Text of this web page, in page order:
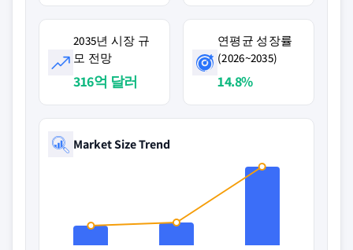
2035년 시장 규
모 전망
316억 달러
연평균 성장률
(2026~2035)
14.8%
Market Size Trend